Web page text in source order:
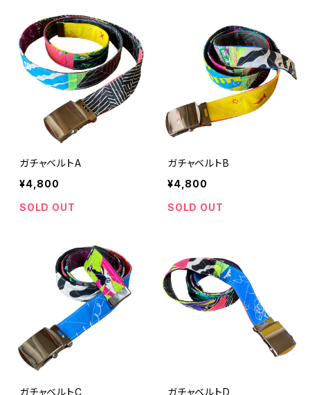
ガチャベルトA
¥4,800
SOLD OUT
ガチャベルトB
¥4,800
SOLD OUT
ガチャベルトC ガチャベルトD